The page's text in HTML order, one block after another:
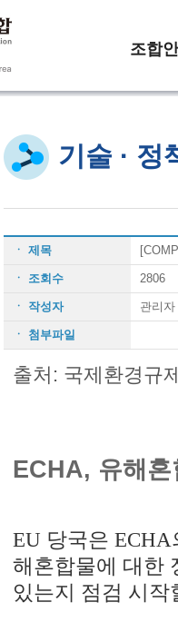
조합
기술 · 정
ㆍ 제목
ㆍ 조회수 2806
ㆍ 작성자 관리자
ㆍ 첨부파일
출처: 국제환경규
ECHA, 유해
EU 당국은 ECHA
해혼합물에 대한
있는지 점검 시작